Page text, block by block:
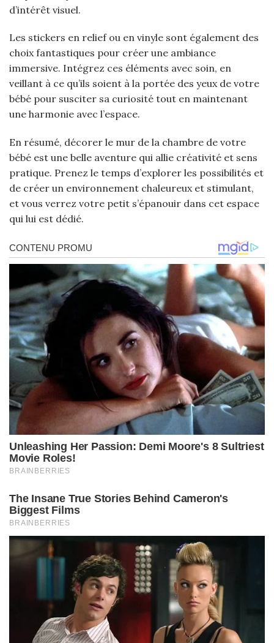
d’intérêt visuel.
Les stickers en relief ou en vinyle sont également des
choix fantastiques pour créer une ambiance
immersive. Intégrez ces éléments avec soin, en
veillant à ce qu’ils soient à la portée des yeux de votre
bébé pour susciter sa curiosité tout en maintenant
une harmonie avec l’espace.
En résumé, décorer le mur de la chambre de votre
bébé est une belle aventure qui allie créativité et sens
pratique. Prenez le temps d’explorer les possibilités et
de créer un environnement chaleureux et stimulant,
et vous verrez votre petit s’épanouir dans cet espace
qui lui est dédié.